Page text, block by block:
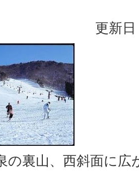
更新
の裏山、西斜面に広